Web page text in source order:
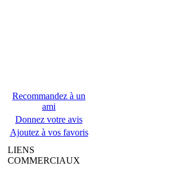
Recommandez à un
ami
Donnez votre avis
Ajoutez à vos favoris
LIENS
COMMERCIAUX